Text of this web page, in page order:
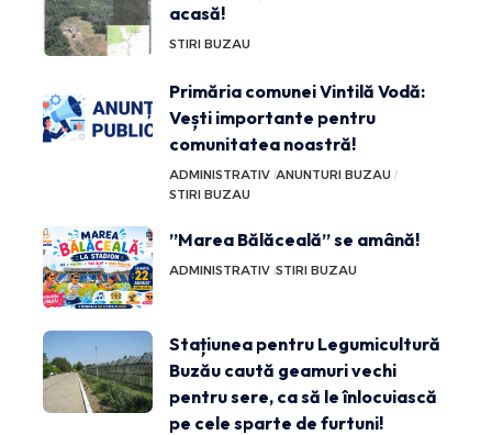
acasă!
STIRI BUZAU
Primăria comunei Vintilă Vodă:
Vești importante pentru
comunitatea noastră!
ADMINISTRATIV ANUNTURI BUZAU
STIRI BUZAU
”Marea Bălăceală” se amână!
ADMINISTRATIV STIRI BUZAU
Stațiunea pentru Legumicultură
Buzău caută geamuri vechi
pentru sere, ca să le înlocuiască
pe cele sparte de furtuni!